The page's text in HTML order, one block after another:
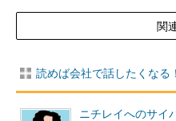
関
読めば会社で話したくな
ニチレイへのサイ